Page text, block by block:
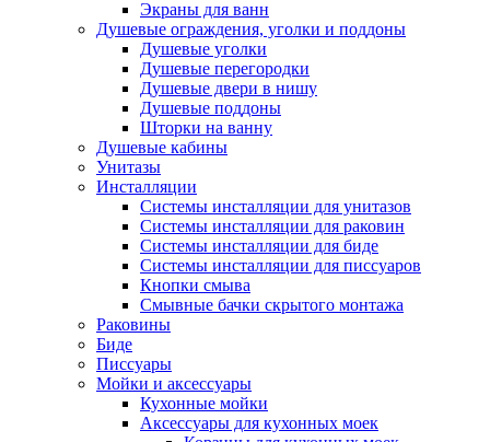
Экраны для ванн
Душевые ограждения, уголки и поддоны
Душевые уголки
Душевые перегородки
Душевые двери в нишу
Душевые поддоны
Шторки на ванну
Душевые кабины
Унитазы
Инсталляции
Системы инсталляции для унитазов
Системы инсталляции для раковин
Системы инсталляции для биде
Системы инсталляции для писсуаров
Кнопки смыва
Смывные бачки скрытого монтажа
Раковины
Биде
Писсуары
Мойки и аксессуары
Кухонные мойки
Аксессуары для кухонных моек